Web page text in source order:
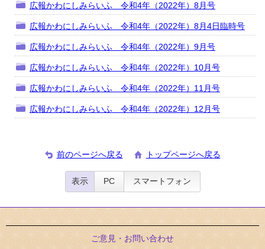
広報かわにしみらいふ 令和4年（2022年）8月号
広報かわにしみらいふ 令和4年（2022年）8月4日臨時号
広報かわにしみらいふ 令和4年（2022年）9月号
広報かわにしみらいふ 令和4年（2022年）10月号
広報かわにしみらいふ 令和4年（2022年）11月号
広報かわにしみらいふ 令和4年（2022年）12月号
前のページへ戻る トップページへ戻る
表示 PC スマートフォン
ご意見・お問い合わせ